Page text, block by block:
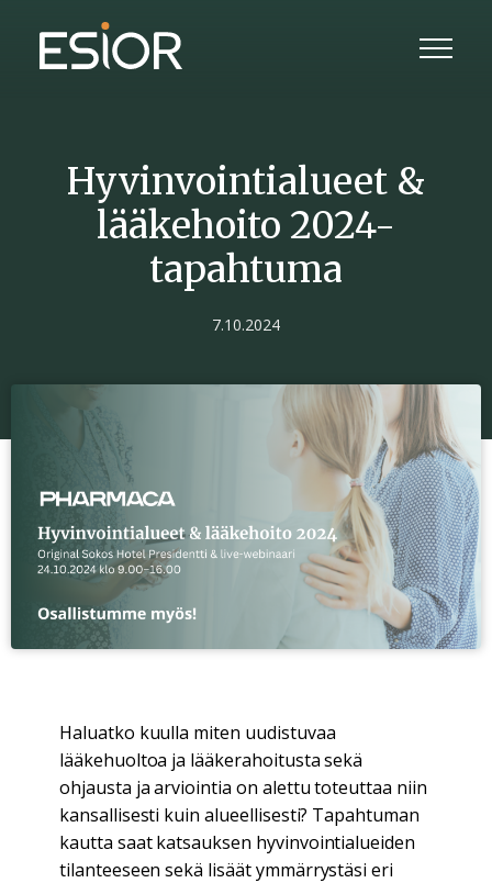
Hyvinvointialueet &
lääkehoito 2024-
tapahtuma
7.10.2024
Haluatko kuulla miten uudistuvaa
lääkehuoltoa ja lääkerahoitusta sekä
ohjausta ja arviointia on alettu toteuttaa niin
kansallisesti kuin alueellisesti? Tapahtuman
kautta saat katsauksen hyvinvointialueiden
tilanteeseen sekä lisäät ymmärrystäsi eri